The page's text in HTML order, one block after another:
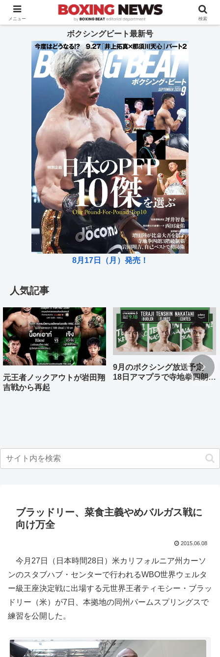
BOXING BEAT [ボクシング・ビート] 公式サイト
ボクシングビート最新号
8月17日（月）発売！
人気記事
元王者ノックアウトが岩田翔
吉戦から再起
9月のボクシング放送予定
18日アマプラで寺地拳四朗、
ブラッドリー、菜食主義やめバルガス戦に
向け万全
2015.06.08
今月27日（日本時間28日）米カリフォルニア州カーソ
ンのスタブハブ・センターで行われるWBO世界ウェルタ
ー級王座決定戦に出場する元世界王者ティモシー・ブラッ
ドリー（米）が7日、本拠地の同州パームスプリングスで
練習を公開した。
メニュー 検索